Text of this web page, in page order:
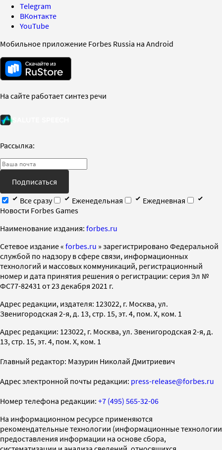
Telegram
ВКонтакте
YouTube
Мобильное приложение Forbes Russia на Android
На сайте работает синтез речи
Рассылка:
Подписаться
Все сразу
Еженедельная
Ежедневная
Новости Forbes Games
Наименование издания: forbes.ru
Cетевое издание « forbes.ru » зарегистрировано Федеральной
службой по надзору в сфере связи, информационных
технологий и массовых коммуникаций, регистрационный
номер и дата принятия решения о регистрации: серия Эл №
ФС77-82431 от 23 декабря 2021 г.
Адрес редакции, издателя: 123022, г. Москва, ул.
Звенигородская 2-я, д. 13, стр. 15, эт. 4, пом. X, ком. 1
Адрес редакции: 123022, г. Москва, ул. Звенигородская 2-я, д.
13, стр. 15, эт. 4, пом. X, ком. 1
Главный редактор: Мазурин Николай Дмитриевич
Адрес электронной почты редакции: press-release@forbes.ru
Номер телефона редакции: +7 (495) 565-32-06
На информационном ресурсе применяются
рекомендательные технологии (информационные технологии
предоставления информации на основе сбора,